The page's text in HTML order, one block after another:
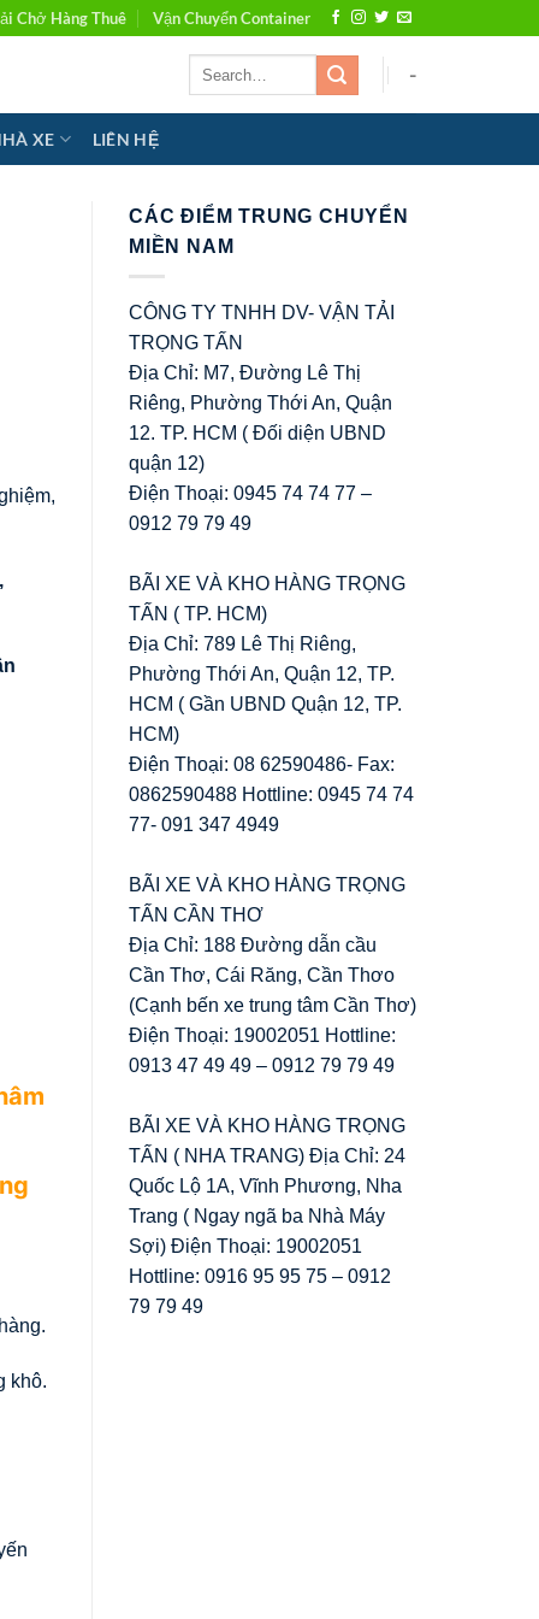
Chở Hàng Thuê Vận Chuyển Container
-
XE LIÊN HỆ
khô.
CÁC ĐIỂM TRUNG CHUYỂN
MIỀN NAM
CÔNG TY TNHH DV- VẬN TẢI
TRỌNG TẤN
Địa Chỉ: M7, Đường Lê Thị
Riêng, Phường Thới An, Quận
12. TP. HCM ( Đối diện UBND
quận 12)
Điện Thoại: 0945 74 74 77 –
0912 79 79 49
BÃI XE VÀ KHO HÀNG TRỌNG
TẤN ( TP. HCM)
Địa Chỉ: 789 Lê Thị Riêng,
Phường Thới An, Quận 12, TP.
HCM ( Gần UBND Quận 12, TP.
HCM)
Điện Thoại: 08 62590486- Fax:
0862590488 Hottline: 0945 74 74
77- 091 347 4949
BÃI XE VÀ KHO HÀNG TRỌNG
TẤN CẦN THƠ
Địa Chỉ: 188 Đường dẫn cầu
Cần Thơ, Cái Răng, Cần Thơo
(Cạnh bến xe trung tâm Cần Thơ)
Điện Thoại: 19002051 Hottline:
0913 47 49 49 – 0912 79 79 49
BÃI XE VÀ KHO HÀNG TRỌNG
TẤN ( NHA TRANG) Địa Chỉ: 24
Quốc Lộ 1A, Vĩnh Phương, Nha
Trang ( Ngay ngã ba Nhà Máy
Sợi) Điện Thoại: 19002051
Hottline: 0916 95 95 75 – 0912
79 79 49